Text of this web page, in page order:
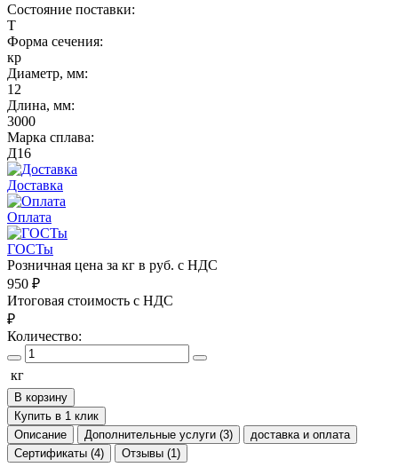
Состояние поставки:
Т
Форма сечения:
кр
Диаметр, мм:
12
Длина, мм:
3000
Марка сплава:
Д16
Доставка
Оплата
ГОСТы
Розничная цена за кг в руб. с НДС
950 ₽
Итоговая стоимость с НДС
₽
Количество:
кг
В корзину
Купить в 1 клик
Описание
Дополнительные услуги (3)
доставка и оплата
Сертификаты (4)
Отзывы (1)